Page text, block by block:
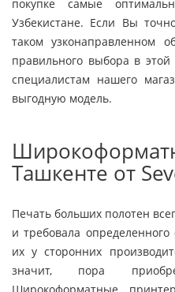
покупке самые
Узбекистане. Если Вы
таком узконаправленном
правильного выбора в этой
специалистам нашего
выгодную модель.
Ташкенте от
Печать больших полотен
и требовала
их у сторонних
значит, пора